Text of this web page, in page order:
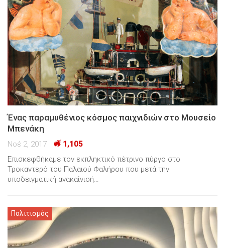
Ένας παραμυθένιος κόσμος παιχνιδιών στο Μουσείο
Μπενάκη
Νοέ 2, 2017
1,105
Επισκεφθήκαμε τον εκπληκτικό πέτρινο πύργο στο
Τροκαντερό του Παλαιού Φαλήρου που μετά την
υποδειγματική ανακαίνισή…
Πολιτισμός